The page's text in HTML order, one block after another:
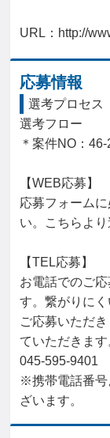
URL：http://
応募情報
選考プロセス
選考フロー
＊案件NO：46-
【WEB応募】
応募フォーム
い。こちらより
【TEL応募】
お電話でのご
す。繋がりにく
ご応募いただ
ていただきます
045-595-9401
※携帯電話番号
ざいます。